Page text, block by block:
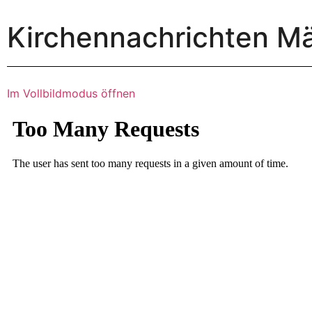
Kirchennachrichten
Im Vollbildmodus öffnen